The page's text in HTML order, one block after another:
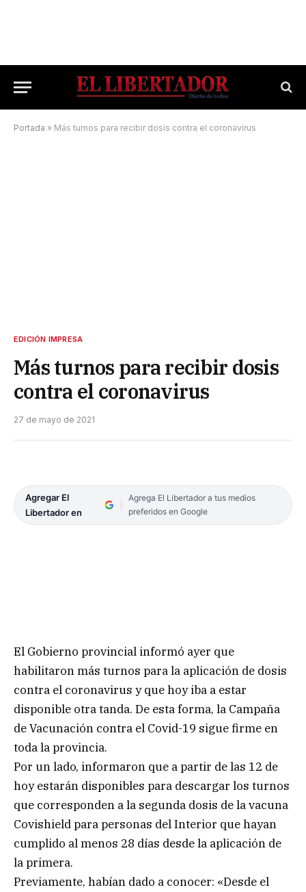
Portada » Más turnos para recibir dosis contra el coronavirus
EDICIÓN IMPRESA
Más turnos para recibir dosis
contra el coronavirus
27 de mayo de 2021
Agregar El
Libertador en
Agrega El Libertador a tus medios
preferidos en Google
El Gobierno provincial informó ayer que
habilitaron más turnos para la aplicación de dosis
contra el coronavirus y que hoy iba a estar
disponible otra tanda. De esta forma, la Campaña
de Vacunación contra el Covid-19 sigue firme en
toda la provincia.
Por un lado, informaron que a partir de las 12 de
hoy estarán disponibles para descargar los turnos
que corresponden a la segunda dosis de la vacuna
Covishield para personas del Interior que hayan
cumplido al menos 28 días desde la aplicación de
la primera.
Previamente, habían dado a conocer: «Desde el